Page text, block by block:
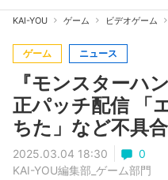
KAI-YOU ゲーム ビデオゲーム
ゲーム ニュース
『モンスターハ
正パッチ配信 「
ちた」など不具
2025.03.04 18:30
0
KAI-YOU編集部_ゲーム部門